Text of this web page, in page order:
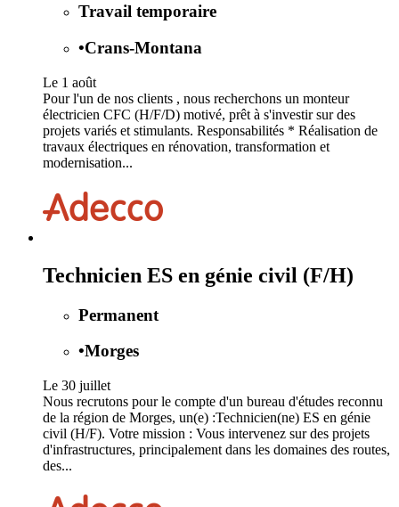
Travail temporaire
•Crans-Montana
Le 1 août
Pour l'un de nos clients , nous recherchons un monteur
électricien CFC (H/F/D) motivé, prêt à s'investir sur des
projets variés et stimulants. Responsabilités * Réalisation de
travaux électriques en rénovation, transformation et
modernisation...
Technicien ES en génie civil (F/H)
Permanent
•Morges
Le 30 juillet
Nous recrutons pour le compte d'un bureau d'études reconnu
de la région de Morges, un(e) :Technicien(ne) ES en génie
civil (H/F). Votre mission : Vous intervenez sur des projets
d'infrastructures, principalement dans les domaines des routes,
des...